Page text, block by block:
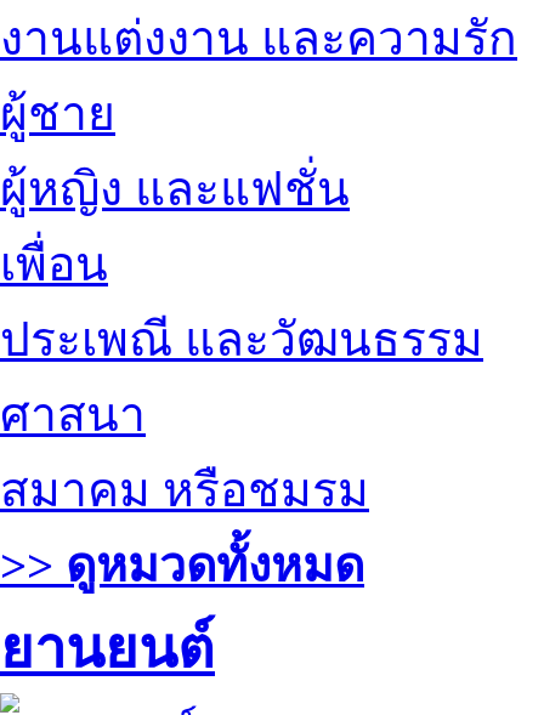
งานแต่งงาน และความรัก
ผู้ชาย
ผู้หญิง และแฟชั่น
เพื่อน
ประเพณี และวัฒนธรรม
ศาสนา
สมาคม หรือชมรม
>> ดูหมวดทั้งหมด
ยานยนต์